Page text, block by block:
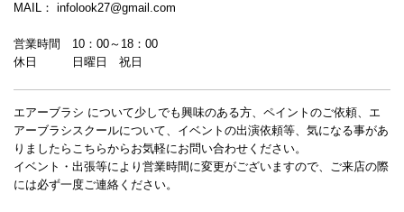
MAIL： infolook27@gmail.com
営業時間 10：00～18：00
休日 日曜日 祝日
エアーブラシ について少しでも興味のある方、ペイントのご依頼、エ
アーブラシスクールについて、イベントの出演依頼等、気になる事があ
りましたらこちらからお気軽にお問い合わせください。
イベント・出張等により営業時間に変更がございますので、ご来店の際
には必ず一度ご連絡ください。